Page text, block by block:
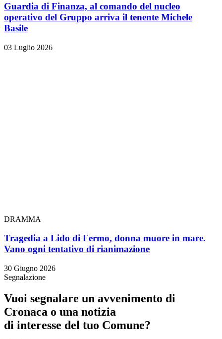
Guardia di Finanza, al comando del nucleo
operativo del Gruppo arriva il tenente Michele
Basile
03 Luglio 2026
DRAMMA
Tragedia a Lido di Fermo, donna muore in mare.
Vano ogni tentativo di rianimazione
30 Giugno 2026
Segnalazione
Vuoi segnalare un avvenimento di
Cronaca o una notizia
di interesse del tuo Comune?